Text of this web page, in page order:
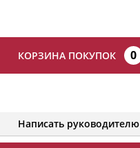
КОРЗИНА ПОКУПОК 0
Написать руководителю